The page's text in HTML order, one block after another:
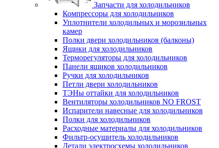
Запчасти для холодильников
Компрессоры для холодильников
Уплотнители холодильных и морозильных
камер
Полки двери холодильников (балконы)
Ящики для холодильников
Терморегуляторы для холодильников
Панели ящиков холодильников
Ручки для холодильников
Петли двери холодильников
ТЭНы оттайки для холодильников
Вентиляторы холодильников NO FROST
Испарители навесные для холодильников
Полки для холодильников
Расходные материалы для холодильников
Фильтр-осушитель холодильников
Детали электросхемы холодильников